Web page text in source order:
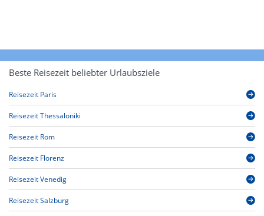
Beste Reisezeit beliebter Urlaubsziele
Reisezeit Paris
Reisezeit Thessaloniki
Reisezeit Rom
Reisezeit Florenz
Reisezeit Venedig
Reisezeit Salzburg